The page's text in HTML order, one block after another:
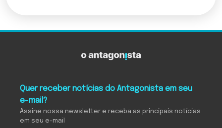
Quer receber notícias do Antagonista em seu
e-mail?
Assine nossa newsletter e receba as principais notícias
em seu e-mail